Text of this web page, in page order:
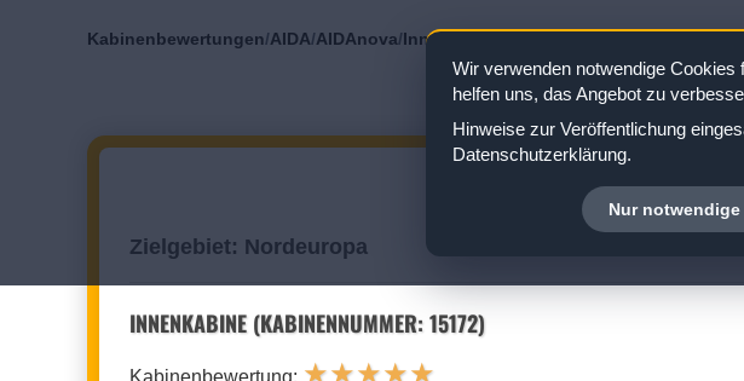
Kabinenbewertungen/AIDA/AIDAnova/Innenkabine
AIDANOVA KABINE
Zielgebiet: Nordeuropa
INNENKABINE (KABINENNUMMER: 15172)
Kabinenbewertung: ★★★★★
Wir verwenden notwendige
helfen uns, das Angebot zu
Hinweise zur Veröffentlichung
Datenschutzerklärung.
Nur notwendige